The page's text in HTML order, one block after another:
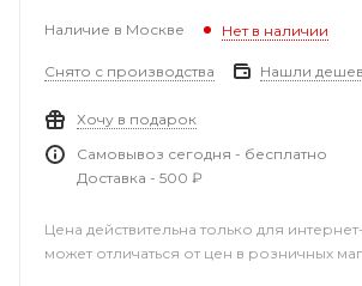
Наличие в Москве Нет в наличии
Снято с производства Нашли
Хочу в подарок
Самовывоз сегодня - бесплатно
Доставка - 500 ₽
Цена действительна только для
может отличаться от цен в розничных